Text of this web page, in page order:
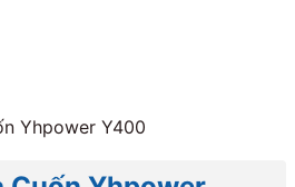
Yhpower Y400